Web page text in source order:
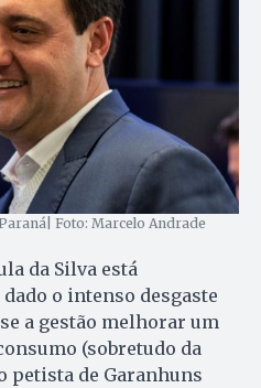
Foto: Marcelo Andrade
da Silva está
o intenso desgaste
a gestão melhorar um
(sobretudo da
petista de Garanhuns